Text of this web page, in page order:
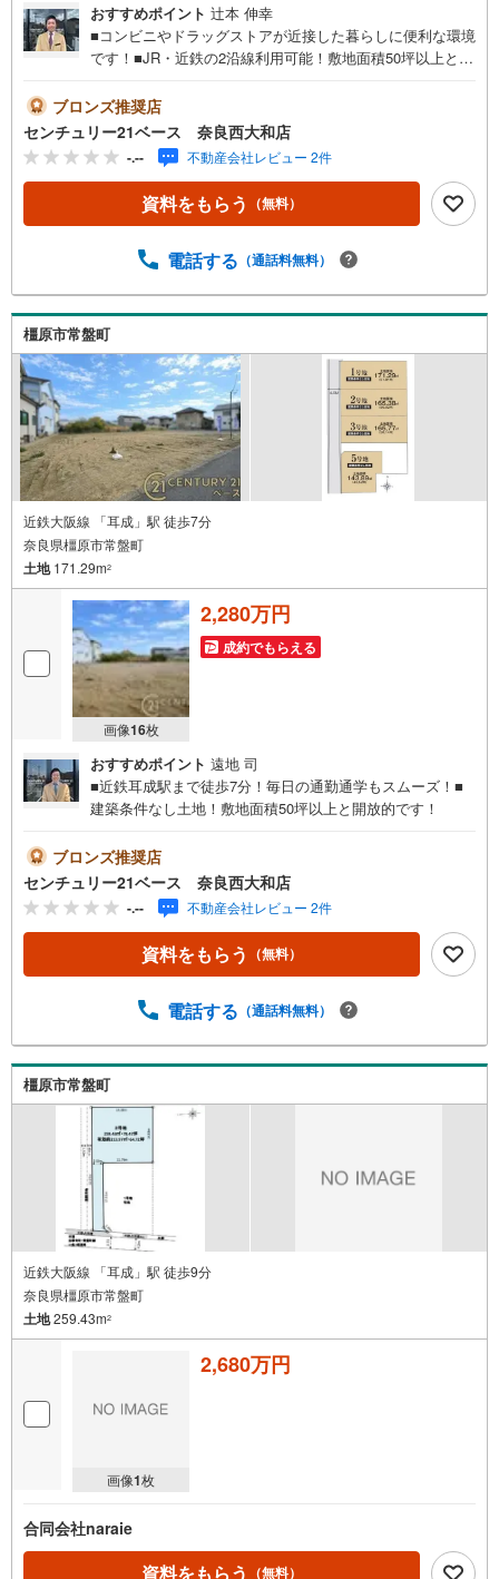
おすすめポイント 辻本 伸幸
■コンビニやドラッグストアが近接した暮らしに便利な環境
です！■JR・近鉄の2沿線利用可能！敷地面積50坪以上と開
仕事終わりのお時間でもご見学可！・今から見たい！とい
うお声にもご対応できます！◇住宅ローンもお任せくださ
い！◇・提携銀行多数あり（地方銀行・都市銀行・信用金
庫etc）・優遇後適用金利 0.875％～（審査内容により異な
ります）--- ◇◇ Yahoo！不動産キャンペーン対象店舗 ◇◇
----当店で物件を成約いただくとPayPayボーナスライトが
象になります。「資料をもらう」「見学予約をする」から
のうえお問い合わせください。-----------------------------
ブロンズ推奨店
センチュリー21ベース 奈良西大和店
-.-- 不動産会社レビュー 2件
資料をもらう （無料）
電話する （通話料無料）
橿原市常盤町
近鉄大阪線 「耳成」駅 徒歩7分
奈良県橿原市常盤町
土地171.29m2
画像16枚
2,280万円
成約でもらえる
おすすめポイント 遠地 司
■近鉄耳成駅まで徒歩7分！毎日の通勤通学もスムーズ！■
建築条件なし土地！敷地面積50坪以上と開放的です！
ブロンズ推奨店
センチュリー21ベース 奈良西大和店
-.-- 不動産会社レビュー 2件
資料をもらう （無料）
電話する （通話料無料）
橿原市常盤町
近鉄大阪線 「耳成」駅 徒歩9分
奈良県橿原市常盤町
土地259.43m2
画像1枚
2,680万円
合同会社naraie
資料をもらう （無料）